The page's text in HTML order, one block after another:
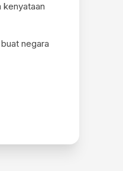
kenyataan
negara